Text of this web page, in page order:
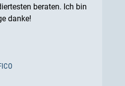
beraten. Ich bin
danke!